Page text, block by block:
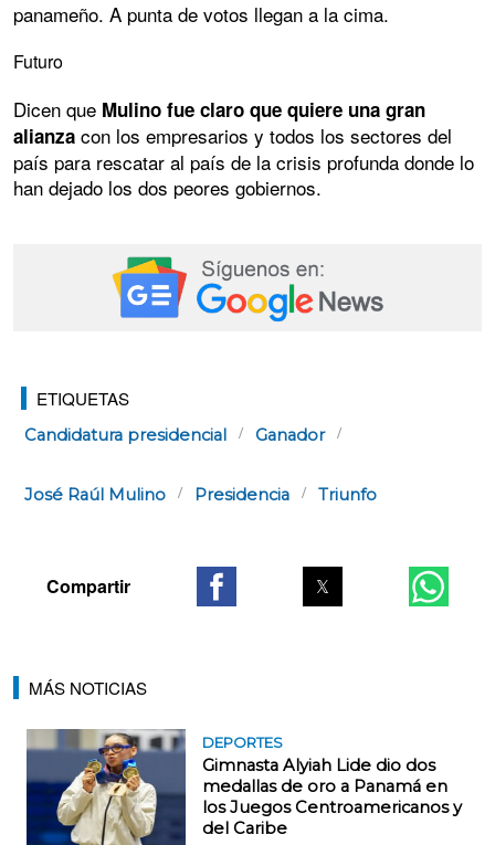
panameño. A punta de votos llegan a la cima.
Futuro
Dicen que Mulino fue claro que quiere una gran
alianza con los empresarios y todos los sectores del
país para rescatar al país de la crisis profunda donde lo
han dejado los dos peores gobiernos.
ETIQUETAS
Candidatura presidencial Ganador
José Raúl Mulino Presidencia Triunfo
MÁS NOTICIAS
DEPORTES
Gimnasta Alyiah Lide dio dos
medallas de oro a Panamá en
los Juegos Centroamericanos y
del Caribe